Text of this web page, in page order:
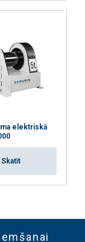
elektriskā
Skatīt